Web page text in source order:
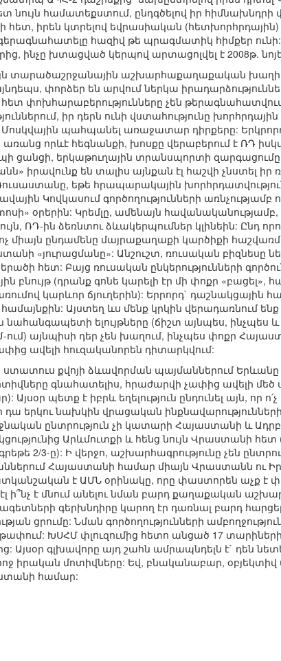
համատեքստում, ընդգծելով իր հիմնախնդրի
հետ, իրեն կտրելով եվրասիական
հազիվ թե պրագմատիկ հիմքեր ունի:
ինչը խտացված կերպով արտացոլվել է 2008թ.
տարածաշրջանային աշխարհաքաղաքական խաղի,
փորձեր են արվում ներկա
փոխհարաբերությունները չեն
իր դերն ունի վստահությունը
Մոսկվային պահպանել առաջատար դիրքերը:
որևէ հեգնանքի, խոսքը վերաբերում է ՌԴ
ցանցի, երկաթուղային տրանսպորտի
իրավունք են տալիս այնքան էլ հաշվի չնստել
եթե հրապարակային
Կովկասում գործողությունների առնչությամբ
օրերին: Կրեմլը, ամենայն
ՌԴ-ին ձեռնտու ձևակերպումներ կլինեին: Ընդ
ոչ միայն ընդամենը մայրաքաղաքի կարծիքի
«յուրացմանը»: Անշուշտ, ռուսական բիզնեսը
հետ: Բայց ռուսական ընկերությունների
բնույթ (դրանք գոնե կարելի էր մի փոքր
կարևոր ճյուղերին): Երրորդ` դաշնակցային
Այստեղ ևս մենք կրկին վերադառնում
ելույթները (ճիշտ այնպես, ինչպես
ում) այնպիսի դեր չեն խաղում, ինչպես փոքր
ավելի հուզականորեն դիտարկվում:
ստատուս քվոյի ձևավորման պայմաններում Երևանը
գնահատելիս, հրաժարվի չափից ավելի
պետք է իբրև եղելություն ընդունել այն, որ
դա երկու նախկին վրացական
ընտրություն չի կատարի Հայաստանի և
Արևմուտքի և հենց նույն Վրաստանի
2/3-ը): Ի վերջո, աշխարհագրությունը չեն
Հայաստանի համար միայն Վրաստանն ու
է ԱՄՆ օրինակը, որը փաստորեն աչք է
ի՞նչ է մնում անելու նման բարդ քաղաքական
գերխնդիրը կարող էր դառնալ բարդ
ցրումը: Նման գործողությունների
ԽՍՀՄ փլուզումից հետո անցած 17 տարիների
Այսօր գլխավորը այդ շահն ամրապնդելն է` դեն
իրական մոտիվները: Եվ, բնականաբար,
համար: